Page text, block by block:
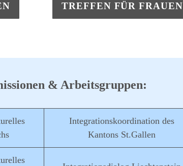
​TREFFEN FÜR FRAUEN
& Arbeitsgruppen:
Integrationskoordination des
Kantons St.Gallen